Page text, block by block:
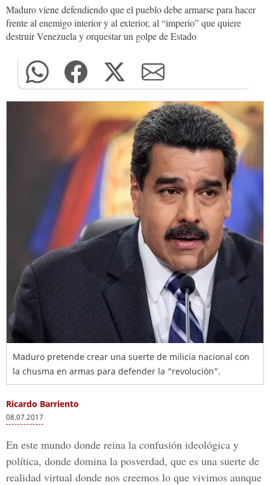
Maduro viene defendiendo que el pueblo debe armarse para hacer
frente al enemigo interior y al exterior, al “imperio” que quiere
destruir Venezuela y orquestar un golpe de Estado
Maduro pretende crear una suerte de milicia nacional con
la chusma en armas para defender la “revolución”.
Ricardo Barriento
08.07.2017
En este mundo donde reina la confusión ideológica y
política, donde domina la posverdad, que es una suerte de
realidad virtual donde nos creemos lo que vivimos aunque